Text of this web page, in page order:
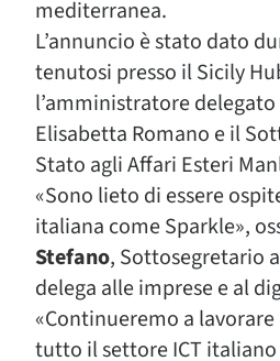
mediterranea.
L’annuncio è stato dato
tenutosi presso il Sicily
l’amministratore
Elisabetta Romano e il
Stato agli Affari Esteri
«Sono lieto di essere
italiana come Sparkle»,
Stefano, Sottosegretario
delega alle imprese e al
«Continueremo a
tutto il settore ICT